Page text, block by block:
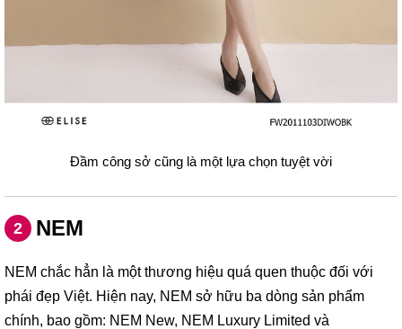
Đầm công sở cũng là một lựa chọn tuyệt vời
2 NEM
NEM chắc hẳn là một thương hiệu quá quen thuộc đối với
phái đẹp Việt. Hiện nay, NEM sở hữu ba dòng sản phẩm
chính, bao gồm: NEM New, NEM Luxury Limited và